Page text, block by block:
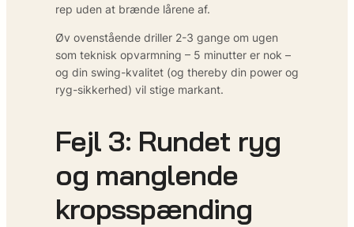
rep uden at brænde lårene af.
Øv ovenstående driller 2-3 gange om ugen
som teknisk opvarmning – 5 minutter er nok –
og din swing-kvalitet (og thereby din power og
ryg-sikkerhed) vil stige markant.
Fejl 3: Rundet ryg
og manglende
kropsspænding